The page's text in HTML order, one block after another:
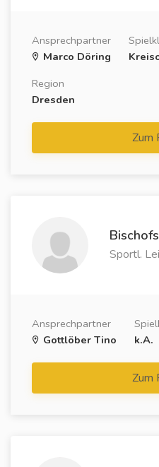
Ansprechpartner
Marco Döring
Region
Dresden
Zum
Sportl.
Ansprechpartner
Gottlöber Tino
k.A.
Zum